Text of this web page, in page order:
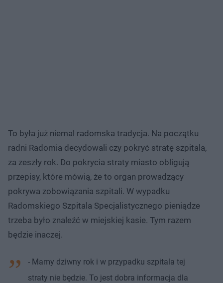
To była już niemal radomska tradycja. Na początku
radni Radomia decydowali czy pokryć stratę szpitala,
za zeszły rok. Do pokrycia straty miasto obligują
przepisy, które mówią, że to organ prowadzący
pokrywa zobowiązania szpitali. W wypadku
Radomskiego Szpitala Specjalistycznego pieniądze
trzeba było znaleźć w miejskiej kasie. Tym razem
będzie inaczej.
- Mamy dziwny rok i w przypadku szpitala tej
straty nie będzie. To jest dobra informacja dla